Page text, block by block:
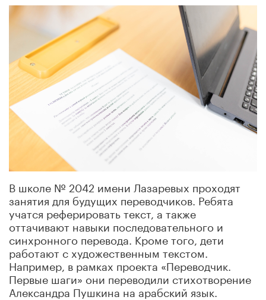
В школе № 2042 имени Лазаревых проходят
занятия для будущих переводчиков. Ребята
учатся реферировать текст, а также
оттачивают навыки последовательного и
синхронного перевода. Кроме того, дети
работают с художественным текстом.
Например, в рамках проекта «Переводчик.
Первые шаги» они переводили стихотворение
Александра Пушкина на арабский язык.